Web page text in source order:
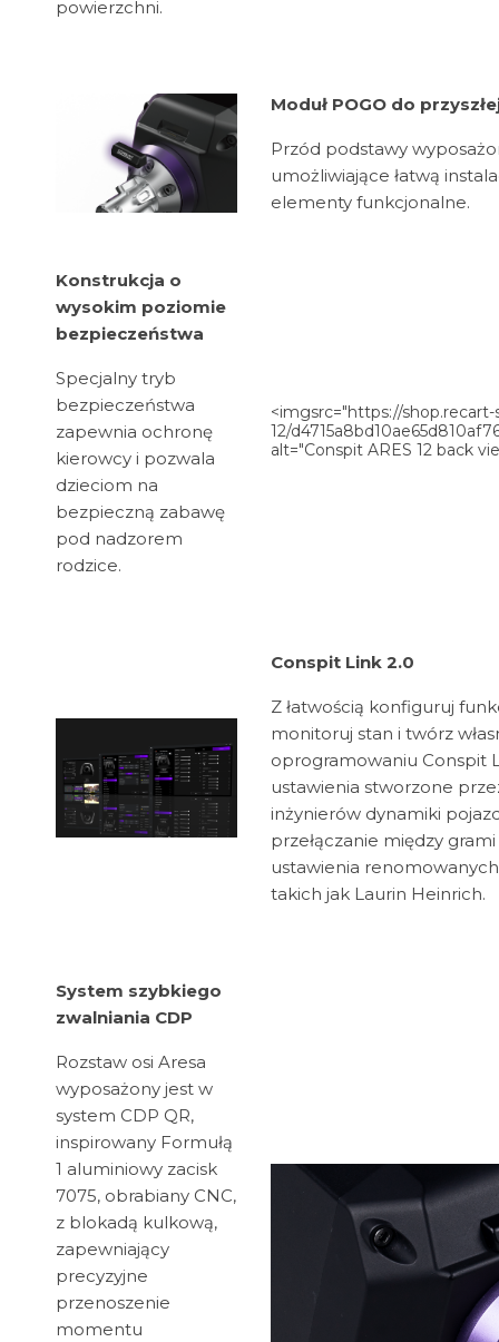
powierzchni.
Moduł POGO do
Przód podstawy
umożliwiające łatwą
elementy funkcjonalne.
Konstrukcja o
wysokim poziomie
bezpieczeństwa
Specjalny tryb
bezpieczeństwa
zapewnia ochronę
kierowcy i pozwala
dzieciom na
bezpieczną zabawę
pod nadzorem
rodzice.
<imgsrc="https://
12/
alt="Conspit ARES 12 back
Conspit Link 2.0
Z łatwością konfiguruj
monitoruj stan i twórz
oprogramowaniu Conspit
ustawienia stworzone
inżynierów dynamiki
przełączanie między
ustawienia
takich jak Laurin Heinrich.
System szybkiego
zwalniania CDP
Rozstaw osi Aresa
wyposażony jest w
system CDP QR,
inspirowany Formułą
1 aluminiowy zacisk
7075, obrabiany CNC,
z blokadą kulkową,
zapewniający
precyzyjne
przenoszenie
momentu